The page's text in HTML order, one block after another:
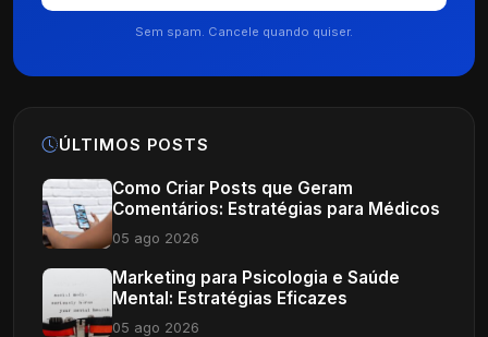
Sem spam. Cancele quando quiser.
ÚLTIMOS POSTS
Como Criar Posts que Geram
Comentários: Estratégias para Médicos
05 ago 2026
Marketing para Psicologia e Saúde
Mental: Estratégias Eficazes
05 ago 2026